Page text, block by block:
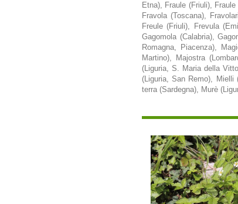
Etna), Fraule (Friuli),
Fravola (Toscana),
Freule (Friuli), Frevula
Gagomola (Calabria),
Romagna, Piacenza),
Martino), Majostra
(Liguria, S. Maria della
(Liguria, San Remo),
terra (Sardegna), Murè